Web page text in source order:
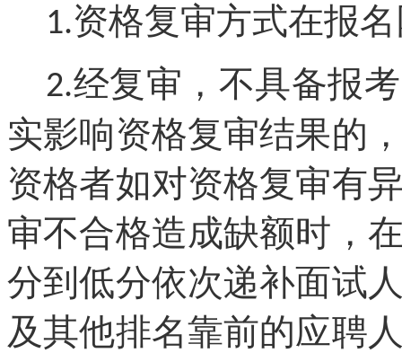
1.资格复审方式在报
2.经复审，不具备报
实影响资格复审结果的
资格者如对资格复审有
审不合格造成缺额时，
分到低分依次递补面试
及其他排名靠前的应聘